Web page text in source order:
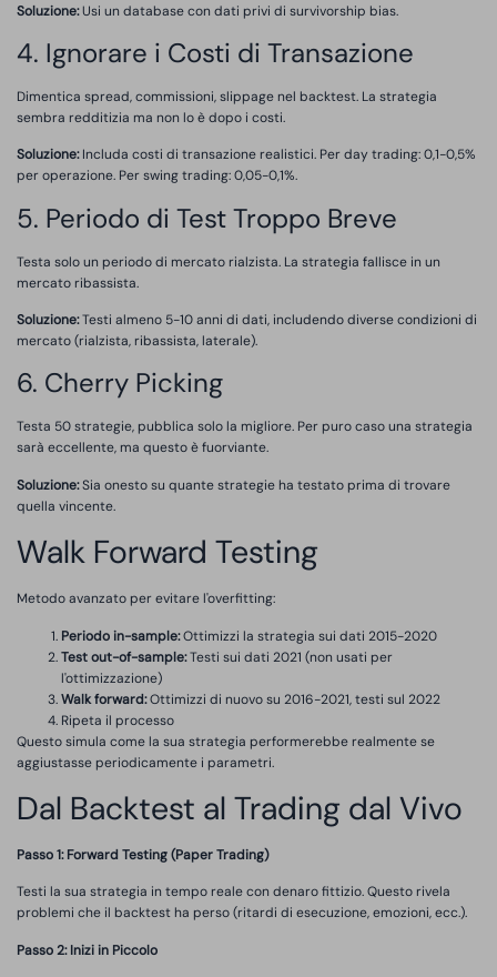
Soluzione:Usi un database con dati privi di survivorship bias.
4. Ignorare i Costi di Transazione
Dimentica spread, commissioni, slippage nel backtest. La strategia
sembra redditizia ma non lo è dopo i costi.
Soluzione:Includa costi di transazione realistici. Per day trading: 0,1-0,5%
per operazione. Per swing trading: 0,05-0,1%.
5. Periodo di Test Troppo Breve
Testa solo un periodo di mercato rialzista. La strategia fallisce in un
mercato ribassista.
Soluzione:Testi almeno 5-10 anni di dati, includendo diverse condizioni di
mercato (rialzista, ribassista, laterale).
6. Cherry Picking
Testa 50 strategie, pubblica solo la migliore. Per puro caso una strategia
sarà eccellente, ma questo è fuorviante.
Soluzione:Sia onesto su quante strategie ha testato prima di trovare
quella vincente.
Walk Forward Testing
Metodo avanzato per evitare l'overfitting:
Periodo in-sample:Ottimizzi la strategia sui dati 2015-2020
Test out-of-sample:Testi sui dati 2021 (non usati per
l'ottimizzazione)
Walk forward:Ottimizzi di nuovo su 2016-2021, testi sul 2022
Ripeta il processo
Questo simula come la sua strategia performerebbe realmente se
aggiustasse periodicamente i parametri.
Dal Backtest al Trading dal Vivo
Passo 1: Forward Testing (Paper Trading)
Testi la sua strategia in tempo reale con denaro fittizio. Questo rivela
problemi che il backtest ha perso (ritardi di esecuzione, emozioni, ecc.).
Passo 2: Inizi in Piccolo